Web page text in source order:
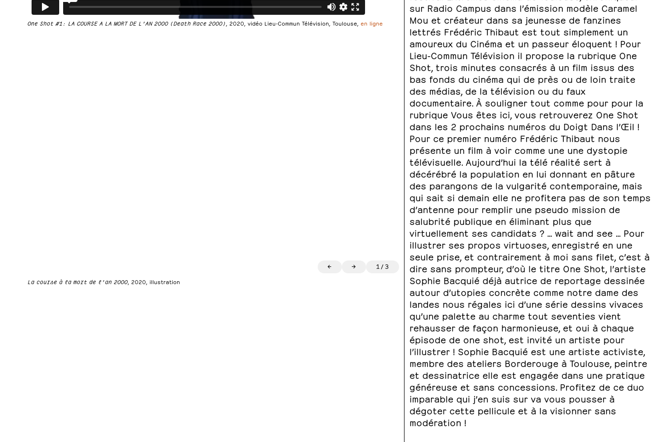
sur Radio Campus dans l’émission modèle Caramel
Mou et créateur dans sa jeunesse de fanzines
lettrés Frédéric Thibaut est tout simplement un
amoureux du Cinéma et un passeur éloquent ! Pour
Lieu-Commun Télévision il propose la rubrique One
Shot, trois minutes consacrés à un film issus des
bas fonds du cinéma qui de près ou de loin traite
des médias, de la télévision ou du faux
documentaire. À souligner tout comme pour pour la
rubrique Vous êtes ici, vous retrouverez One Shot
dans les 2 prochains numéros du Doigt Dans l’Œil !
Pour ce premier numéro Frédéric Thibaut nous
présente un film à voir comme une une dystopie
télévisuelle. Aujourd’hui la télé réalité sert à
décérébré la population en lui donnant en pâture
des parangons de la vulgarité contemporaine, mais
qui sait si demain elle ne profitera pas de son temps
d’antenne pour remplir une pseudo mission de
salubrité publique en éliminant plus que
virtuellement ses candidats ? … wait and see … Pour
illustrer ses propos virtuoses, enregistré en une
seule prise, et contrairement à moi sans filet, c’est à
dire sans prompteur, d’où le titre One Shot, l’artiste
Sophie Bacquié déjà autrice de reportage dessinée
autour d’utopies concrète comme notre dame des
landes nous régales ici d’une série dessins vivaces
qu’une palette au charme tout seventies vient
rehausser de façon harmonieuse, et oui à chaque
épisode de one shot, est invité un artiste pour
l’illustrer ! Sophie Bacquié est une artiste activiste,
membre des ateliers Borderouge à Toulouse, peintre
et dessinatrice elle est engagée dans une pratique
généreuse et sans concessions. Profitez de ce duo
imparable qui j’en suis sur va vous pousser à
dégoter cette pellicule et à la visionner sans
modération !
One Shot #1: LA COURSE A LA MORT DE L’AN 2000 (Death Race 2000) , 2020, vidéo Lieu-Commun Télévision, Toulouse, en ligne
← → 1 / 3
La course à la mort de l’an 2000 , 2020, illustration